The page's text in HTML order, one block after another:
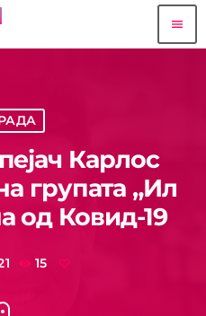
menu
Карлос
групата „Ил
од Ковид-19
15